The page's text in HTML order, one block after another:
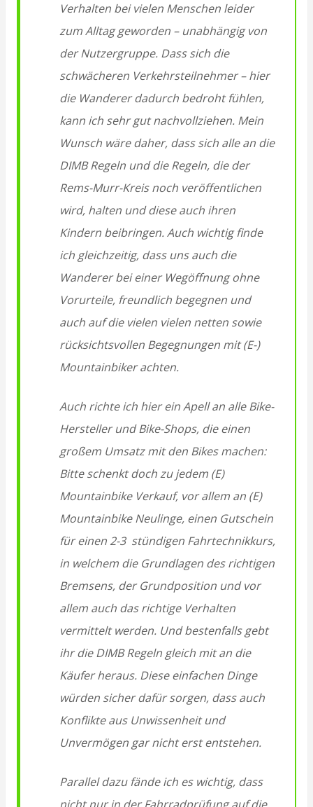
Verhalten bei vielen Menschen leider
zum Alltag geworden – unabhängig von
der Nutzergruppe. Dass sich die
schwächeren Verkehrsteilnehmer – hier
die Wanderer dadurch bedroht fühlen,
kann ich sehr gut nachvollziehen. Mein
Wunsch wäre daher, dass sich alle an die
DIMB Regeln und die Regeln, die der
Rems-Murr-Kreis noch veröffentlichen
wird, halten und diese auch ihren
Kindern beibringen. Auch wichtig finde
ich gleichzeitig, dass uns auch die
Wanderer bei einer Wegöffnung ohne
Vorurteile, freundlich begegnen und
auch auf die vielen vielen netten sowie
rücksichtsvollen Begegnungen mit (E-)
Mountainbiker achten.
Auch richte ich hier ein Apell an alle Bike-
Hersteller und Bike-Shops, die einen
großem Umsatz mit den Bikes machen:
Bitte schenkt doch zu jedem (E)
Mountainbike Verkauf, vor allem an (E)
Mountainbike Neulinge, einen Gutschein
für einen 2-3 stündigen Fahrtechnikkurs,
in welchem die Grundlagen des richtigen
Bremsens, der Grundposition und vor
allem auch das richtige Verhalten
vermittelt werden. Und bestenfalls gebt
ihr die DIMB Regeln gleich mit an die
Käufer heraus. Diese einfachen Dinge
würden sicher dafür sorgen, dass auch
Konflikte aus Unwissenheit und
Unvermögen gar nicht erst entstehen.
Parallel dazu fände ich es wichtig, dass